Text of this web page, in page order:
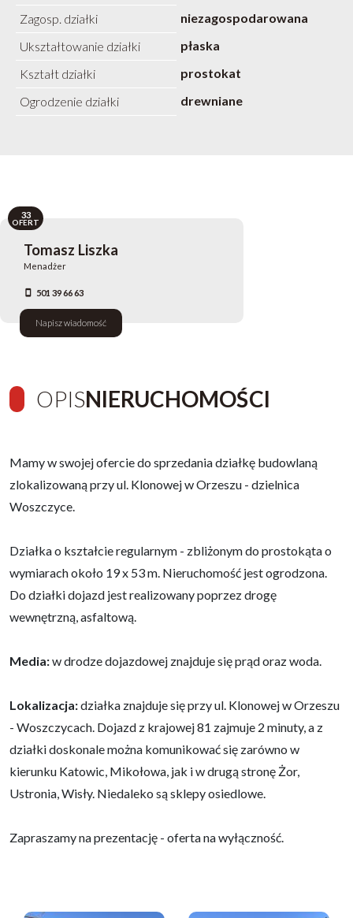
Zagosp. działki
niezagospodarowana
Ukształtowanie działki
płaska
Kształt działki
prostokat
Ogrodzenie działki
drewniane
Tomasz Liszka
Menadżer
501 39 66 63
Napisz wiadomość
33
OFERT
OPISNIERUCHOMOŚCI
Mamy w swojej ofercie do sprzedania działkę budowlaną
zlokalizowaną przy ul. Klonowej w Orzeszu - dzielnica
Woszczyce.
Działka o kształcie regularnym - zbliżonym do prostokąta o
wymiarach około 19 x 53 m. Nieruchomość jest ogrodzona.
Do działki dojazd jest realizowany poprzez drogę
wewnętrzną, asfaltową.
Media:w drodze dojazdowej znajduje się prąd oraz woda.
Lokalizacja:działka znajduje się przy ul. Klonowej w Orzeszu
- Woszczycach. Dojazd z krajowej 81 zajmuje 2 minuty, a z
działki doskonale można komunikować się zarówno w
kierunku Katowic, Mikołowa, jak i w drugą stronę Żor,
Ustronia, Wisły. Niedaleko są sklepy osiedlowe.
Zapraszamy na prezentację - oferta na wyłączność.